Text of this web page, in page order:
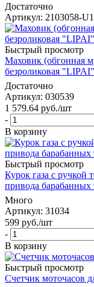
Достаточно
Артикул: 2103058-U1
Быстрый просмотр
Маховик (обгонная
безроликовая "LIPAI"
Достаточно
Артикул: 030539
1 579.64 руб./шт
-
В корзину
Быстрый просмотр
Курок газа с ручкой
привода
Много
Артикул: 31034
599 руб./шт
-
В корзину
Быстрый просмотр
Счетчик моточасов